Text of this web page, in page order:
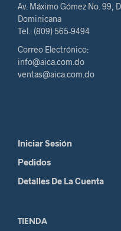
Av. Máximo Gómez No. 99,
Dominicana
Tel.: (809) 565-9494
Correo Electrónico:
info@aica.com.do
ventas@aica.com.do
Iniciar Sesión
Pedidos
Detalles De La Cuenta
TIENDA